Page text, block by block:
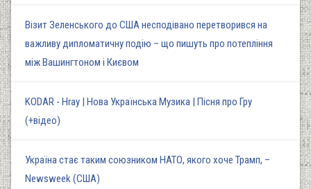
Візит Зеленського до США несподівано перетворився на
важливу дипломатичну подію – що пишуть про потепління
між Вашингтоном і Києвом
KODAR - Hray | Нова Українська Музика | Пісня про Гру
(+відео)
Україна стає таким союзником НАТО, якого хоче Трамп, –
Newsweek (США)